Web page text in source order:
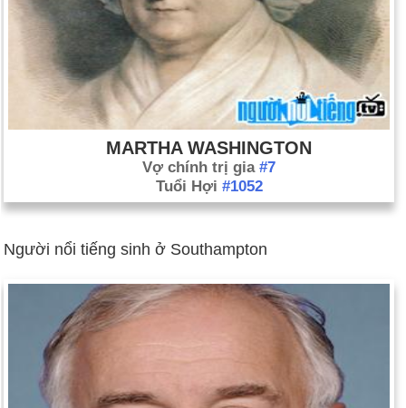
MARTHA WASHINGTON
Vợ chính trị gia #7
Tuổi Hợi #1052
Người nổi tiếng sinh ở Southampton